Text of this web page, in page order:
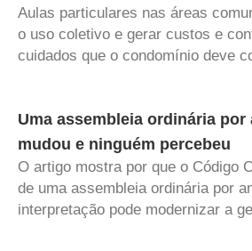
Aulas particulares nas áreas
o uso coletivo e gerar custos e
cuidados que o condomínio deve
Uma assembleia ordinária por
mudou e ninguém percebeu
O artigo mostra por que o Código
de uma assembleia ordinária por
interpretação pode modernizar a